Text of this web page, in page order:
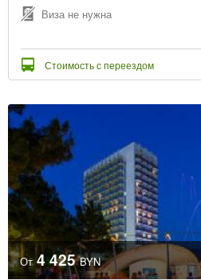
Виза не нужна
Стоимость с переездом
От 4 425 BYN